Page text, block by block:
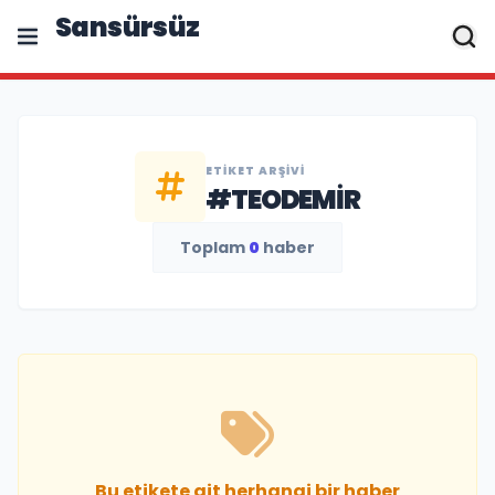
Sansürsüz
ETIKET ARŞIVI
#TEODEMIR
Toplam 0 haber